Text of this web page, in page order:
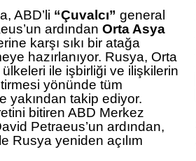
ABD’li “Çuvalcı” general
ardından Orta Asya
karşı sıkı bir atağa
hazırlanıyor. Rusya, Orta
ile işbirliği ve ilişkilerin
yönünde tüm
yakından takip ediyor.
bitiren ABD Merkez
Petraeus’un ardından,
Rusya yeniden açılım